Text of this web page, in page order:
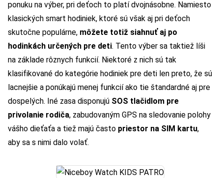
ponuku na výber, pri deťoch to platí dvojnásobne. Namiesto
klasických smart hodiniek, ktoré sú však aj pri deťoch
skutočne populárne, môžete totiž siahnuť aj po
hodinkách určených pre deti. Tento výber sa taktiež líši
na základe rôznych funkcií. Niektoré z nich sú tak
klasifikované do kategórie hodiniek pre deti len preto, že sú
lacnejšie a ponúkajú menej funkcií ako tie štandardné aj pre
dospelých. Iné zasa disponujú SOS tlačidlom pre
privolanie rodiča, zabudovaným GPS na sledovanie polohy
vášho dieťaťa a tiež majú často priestor na SIM kartu,
aby sa s nimi dalo volať.